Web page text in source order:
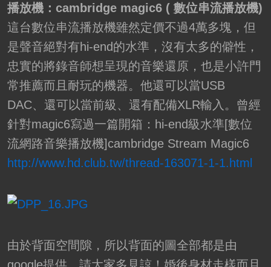
播放機：cambridge magic6 ( 數位串流播放機)
這台數位串流播放機雖然定價不過4萬多塊，但
是聲音絕對有hi-end的水準，沒有太多的僻性，
忠實的將錄音師想呈現的音樂還原，也是小許門
常推薦而且耐玩的機器。他還可以當USB
DAC、還可以當前級、還有配備XLR輸入。曾經
針對magic6寫過一篇開箱：hi-end級水準[數位
流網路音樂播放機]cambridge Stream Magic6
http://www.hd.club.tw/thread-163071-1-1.html
由於背面空間隙，所以背面的圖全部都是由